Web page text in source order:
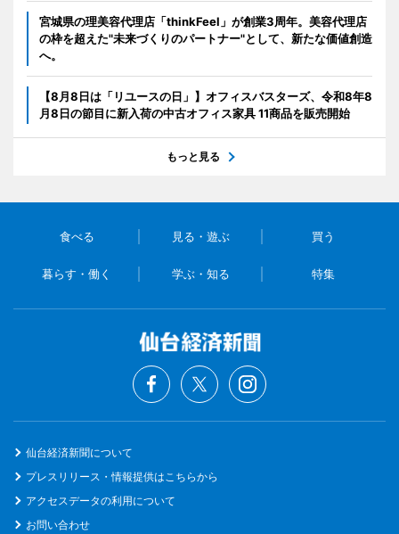
宮城県の理美容代理店「thinkFeel」が創業3周年。美容代理店
の枠を超えた"未来づくりのパートナー"として、新たな価値創造
へ。
【8月8日は「リユースの日」】オフィスバスターズ、令和8年8
月8日の節目に新入荷の中古オフィス家具 11商品を販売開始
もっと見る
食べる 見る・遊ぶ 買う
暮らす・働く 学ぶ・知る 特集
仙台経済新聞について
プレスリリース・情報提供はこちらから
アクセスデータの利用について
お問い合わせ